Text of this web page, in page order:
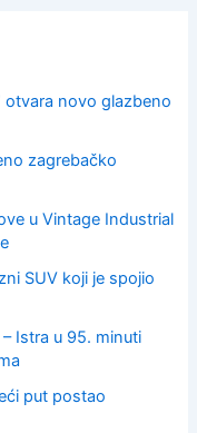
otvara novo glazbeno
zagrebačko
u Vintage Industrial
SUV koji je spojio
Istra u 95. minuti
put postao